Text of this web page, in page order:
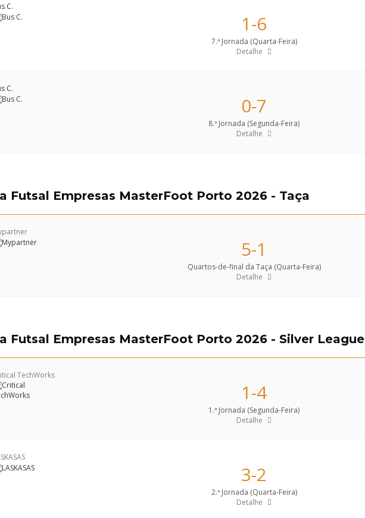
C.
1-6
7.ª Jornada (Quarta-Feira)
Detalhe
C.
0-7
8.ª Jornada (Segunda-Feira)
Detalhe
Futsal Empresas MasterFoot Porto 2026 - Taça
5-1
Quartos-de-final da Taça (Quarta-Feira)
Detalhe
Futsal Empresas MasterFoot Porto 2026 - Silver League
TechWorks
1-4
1.ª Jornada (Segunda-Feira)
Detalhe
3-2
2.ª Jornada (Quarta-Feira)
Detalhe